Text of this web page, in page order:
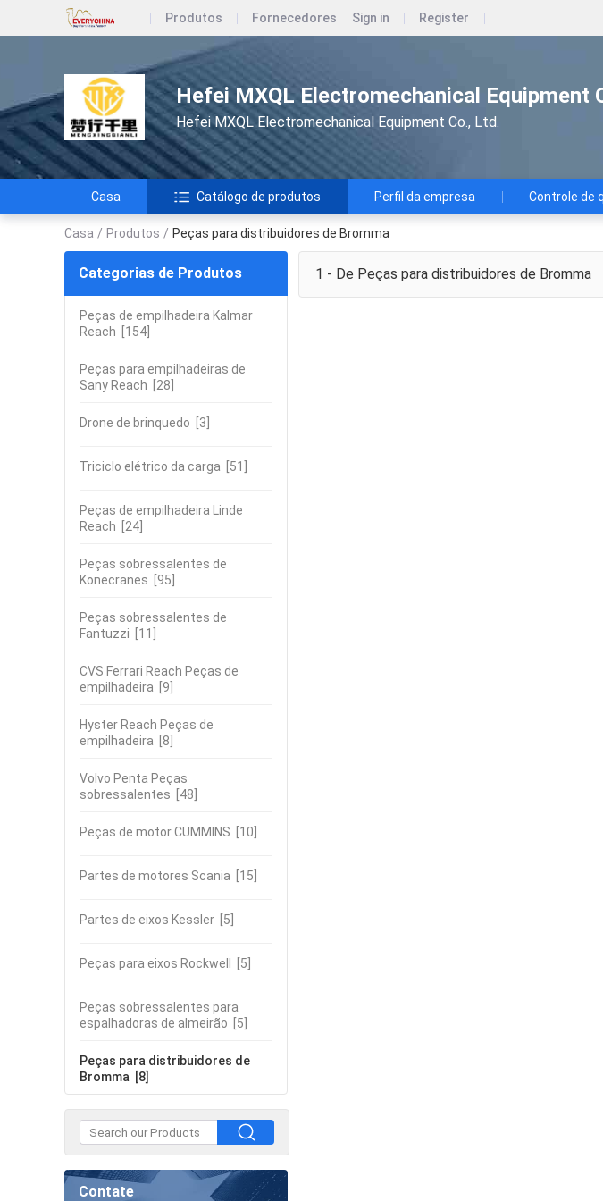
Produtos Fornecedores Sign in Register
Hefei MXQL Electromechanical Equipment
Hefei MXQL Electromechanical Equipment Co., Ltd.
Casa Catálogo de produtos Perfil da empresa Controle de
Casa / Produtos / Peças para distribuidores de Bromma
Categorias de Produtos
Peças de empilhadeira Kalmar
Reach [154]
Peças para empilhadeiras de
Sany Reach [28]
Drone de brinquedo [3]
Triciclo elétrico da carga [51]
Peças de empilhadeira Linde
Reach [24]
Peças sobressalentes de
Konecranes [95]
Peças sobressalentes de
Fantuzzi [11]
CVS Ferrari Reach Peças de
empilhadeira [9]
Hyster Reach Peças de
empilhadeira [8]
Volvo Penta Peças
sobressalentes [48]
Peças de motor CUMMINS [10]
Partes de motores Scania [15]
Partes de eixos Kessler [5]
Peças para eixos Rockwell [5]
Peças sobressalentes para
espalhadoras de almeirão [5]
Peças para distribuidores de
Bromma [8]
Contate
1 - De Peças para distribuidores de Bromma